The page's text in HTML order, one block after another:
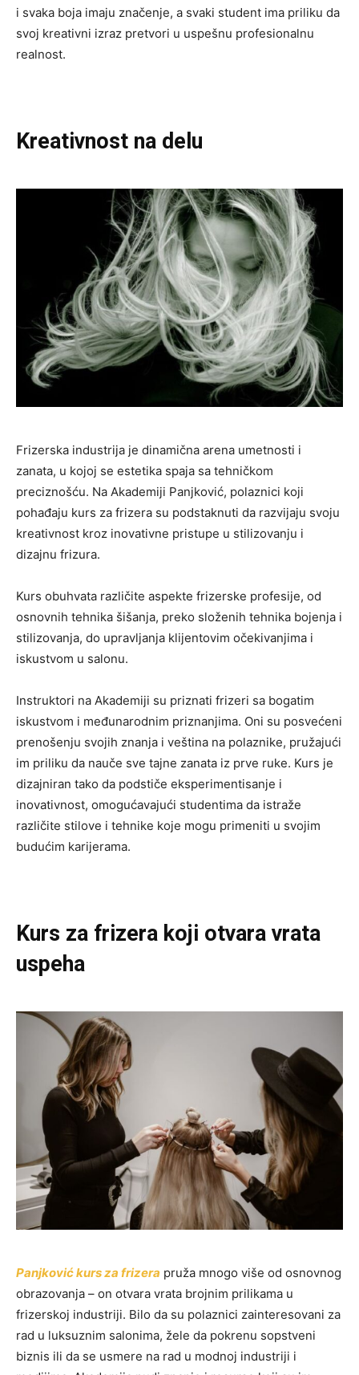
i svaka boja imaju značenje, a svaki student ima priliku da
svoj kreativni izraz pretvori u uspešnu profesionalnu
realnost.
Kreativnost na delu
Frizerska industrija je dinamična arena umetnosti i
zanata, u kojoj se estetika spaja sa tehničkom
preciznošću. Na Akademiji Panjković, polaznici koji
pohađaju kurs za frizera su podstaknuti da razvijaju svoju
kreativnost kroz inovativne pristupe u stilizovanju i
dizajnu frizura.
Kurs obuhvata različite aspekte frizerske profesije, od
osnovnih tehnika šišanja, preko složenih tehnika bojenja i
stilizovanja, do upravljanja klijentovim očekivanjima i
iskustvom u salonu.
Instruktori na Akademiji su priznati frizeri sa bogatim
iskustvom i međunarodnim priznanjima. Oni su posvećeni
prenošenju svojih znanja i veština na polaznike, pružajući
im priliku da nauče sve tajne zanata iz prve ruke. Kurs je
dizajniran tako da podstiče eksperimentisanje i
inovativnost, omogućavajući studentima da istraže
različite stilove i tehnike koje mogu primeniti u svojim
budućim karijerama.
Kurs za frizera koji otvara vrata
uspeha
Panjković kurs za frizera pruža mnogo više od osnovnog
obrazovanja – on otvara vrata brojnim prilikama u
frizerskoj industriji. Bilo da su polaznici zainteresovani za
rad u luksuznim salonima, žele da pokrenu sopstveni
biznis ili da se usmere na rad u modnoj industriji i